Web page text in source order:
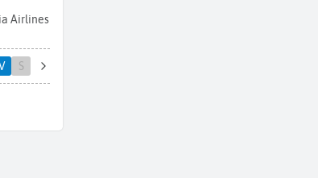
Airlines
S